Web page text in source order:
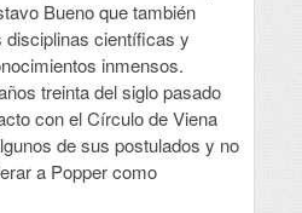
Bueno que también
disciplinas científicas y
inmensos.
treinta del siglo pasado
con el Círculo de Viena
de sus postulados y no
a Popper como